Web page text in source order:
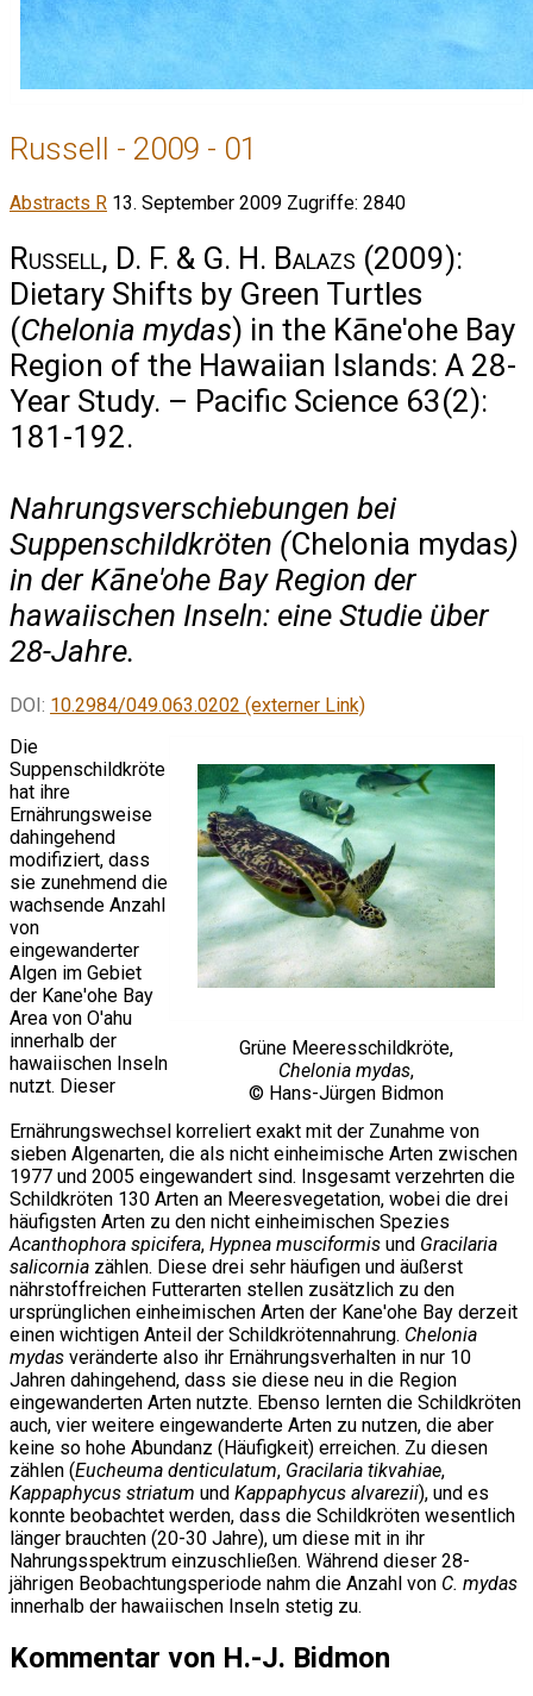
Russell - 2009 - 01
Abstracts R 13. September 2009 Zugriffe: 2840
Russell, D. F. & G. H. Balazs (2009):
Dietary Shifts by Green Turtles
(Chelonia mydas) in the Kāne'ohe Bay
Region of the Hawaiian Islands: A 28-
Year Study. – Pacific Science 63(2):
181-192.
Nahrungsverschiebungen bei
Suppenschildkröten (Chelonia mydas)
in der Kāne'ohe Bay Region der
hawaiischen Inseln: eine Studie über
28-Jahre.
DOI: 10.2984/049.063.0202 (externer Link)
Grüne Meeresschildkröte,
Chelonia mydas,
© Hans-Jürgen Bidmon
Die
Suppenschildkröte
hat ihre
Ernährungsweise
dahingehend
modifiziert, dass
sie zunehmend die
wachsende Anzahl
von
eingewanderter
Algen im Gebiet
der Kane'ohe Bay
Area von O'ahu
innerhalb der
hawaiischen Inseln
nutzt. Dieser
Ernährungswechsel korreliert exakt mit der Zunahme von
sieben Algenarten, die als nicht einheimische Arten zwischen
1977 und 2005 eingewandert sind. Insgesamt verzehrten die
Schildkröten 130 Arten an Meeresvegetation, wobei die drei
häufigsten Arten zu den nicht einheimischen Spezies
Acanthophora spicifera, Hypnea musciformis und Gracilaria
salicornia zählen. Diese drei sehr häufigen und äußerst
nährstoffreichen Futterarten stellen zusätzlich zu den
ursprünglichen einheimischen Arten der Kane'ohe Bay derzeit
einen wichtigen Anteil der Schildkrötennahrung. Chelonia
mydas veränderte also ihr Ernährungsverhalten in nur 10
Jahren dahingehend, dass sie diese neu in die Region
eingewanderten Arten nutzte. Ebenso lernten die Schildkröten
auch, vier weitere eingewanderte Arten zu nutzen, die aber
keine so hohe Abundanz (Häufigkeit) erreichen. Zu diesen
zählen (Eucheuma denticulatum, Gracilaria tikvahiae,
Kappaphycus striatum und Kappaphycus alvarezii), und es
konnte beobachtet werden, dass die Schildkröten wesentlich
länger brauchten (20-30 Jahre), um diese mit in ihr
Nahrungsspektrum einzuschließen. Während dieser 28-
jährigen Beobachtungsperiode nahm die Anzahl von C. mydas
innerhalb der hawaiischen Inseln stetig zu.
Kommentar von H.-J. Bidmon